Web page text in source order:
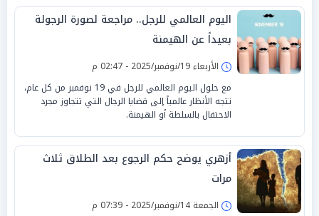
اليوم العالمي للرجل.. مراجعة لصورة الرجولة
بعيداً عن الهيمنة
الأربعاء 19/نوفمبر/2025 - 02:47 م
مع حلول اليوم العالمي للرجل في 19 نوفمبر من كل عام،
تتجه الأنظار عالمياً إلى قضايا الرجال التي تتجاوز مجرد
الاحتفال بالسلطة أو الهيمنة.
أزهري يوضح حكم الرجوع بعد الطلاق ثلاث
مرات
الجمعة 14/نوفمبر/2025 - 07:39 م